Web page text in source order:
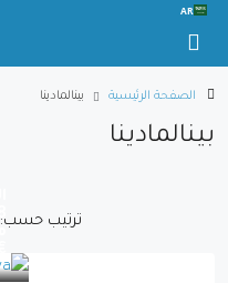
AR
الصفحة الرئيسية بينالمادينا
بينالمادينا
ترتيب حسب: